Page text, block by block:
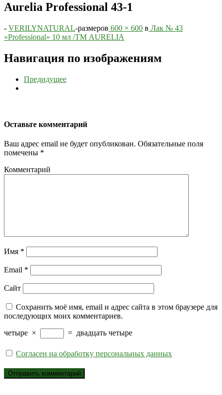
Aurelia Professional 43-1
- VERILYNATURAL-размеров 600 × 600 в Лак № 43
«Professional» 10 мл /ТМ AURELIA
Навигация по изображениям
Предидущее
Оставьте комментарий
Ваш адрес email не будет опубликован. Обязательные поля
помечены *
Комментарий
Имя *
Email *
Сайт
Сохранить моё имя, email и адрес сайта в этом браузере для
последующих моих комментариев.
четыре × = двадцать четыре
Согласен на обработку персональных данных